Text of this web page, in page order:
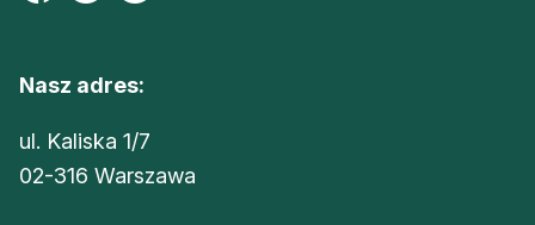
Nasz adres:
ul. Kaliska 1/7
02-316 Warszawa